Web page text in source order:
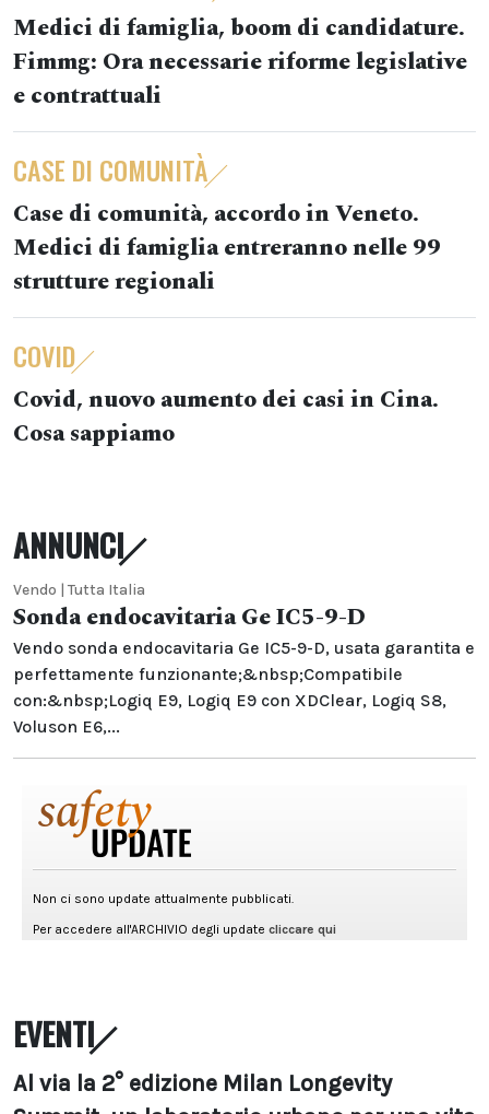
Medici di famiglia, boom di candidature.
Fimmg: Ora necessarie riforme legislative
e contrattuali
CASE DI COMUNITÀ
Case di comunità, accordo in Veneto.
Medici di famiglia entreranno nelle 99
strutture regionali
COVID
Covid, nuovo aumento dei casi in Cina.
Cosa sappiamo
ANNUNCI
Vendo | Tutta Italia
Sonda endocavitaria Ge IC5-9-D
Vendo sonda endocavitaria Ge IC5-9-D, usata garantita e
perfettamente funzionante;&nbsp;Compatibile
con:&nbsp;Logiq E9, Logiq E9 con XDClear, Logiq S8,
Voluson E6,...
EVENTI
Al via la 2° edizione Milan Longevity